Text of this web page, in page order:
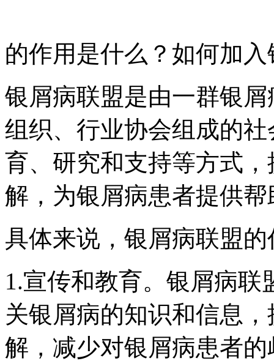
的作用是什么？如何加
银屑病联盟是由一群银
组织、行业协会组成的
育、研究和支持等方式
解，为银屑病患者提供
具体来说，银屑病联盟
1.宣传和教育。银屑病
关银屑病的知识和信息
解，减少对银屑病患者